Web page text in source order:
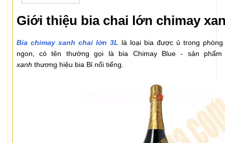
Giới thiệu bia chai lớn chimay
Bia chimay xanh chai lớn 3L là loại bia được ủ trong
ngon, có tên thường gọi là bia Chimay Blue - sản
xanh thương hiệu bia Bỉ nổi tiếng.